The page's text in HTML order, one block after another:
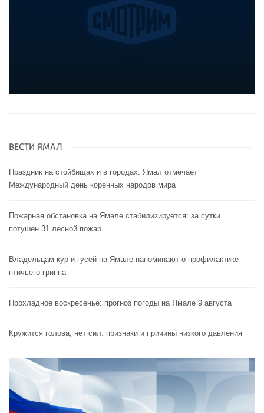
ВЕСТИ ЯМАЛ
Праздник на стойбищах и в городах: Ямал отмечает
Международный день коренных народов мира
Пожарная обстановка на Ямале стабилизируется: за сутки
потушен 31 лесной пожар
Владельцам кур и гусей на Ямале напоминают o профилактике
птичьего гриппа
Прохладное воскресенье: прогноз погоды на Ямале 9 августа
Кружится голова, нет сил: признаки и причины низкого давления